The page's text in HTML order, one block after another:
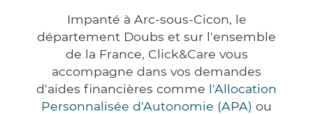
Impanté à Arc-sous-Cicon, le
département Doubs et sur l'ensemble
de la France, Click&Care vous
accompagne dans vos demandes
d'aides financières comme l'Allocation
Personnalisée d'Autonomie (APA) ou